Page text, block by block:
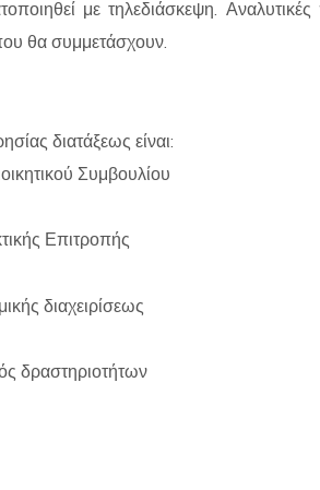
με τηλεδιάσκεψη.
θα συμμετάσχουν.
διατάξεως είναι:
Συμβουλίου
Επιτροπής
διαχειρίσεως
δραστηριοτήτων